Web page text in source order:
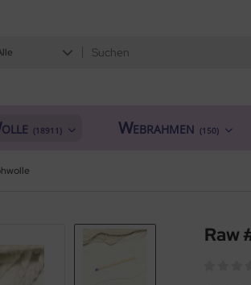
(18911) Webrahmen (150)
Raw